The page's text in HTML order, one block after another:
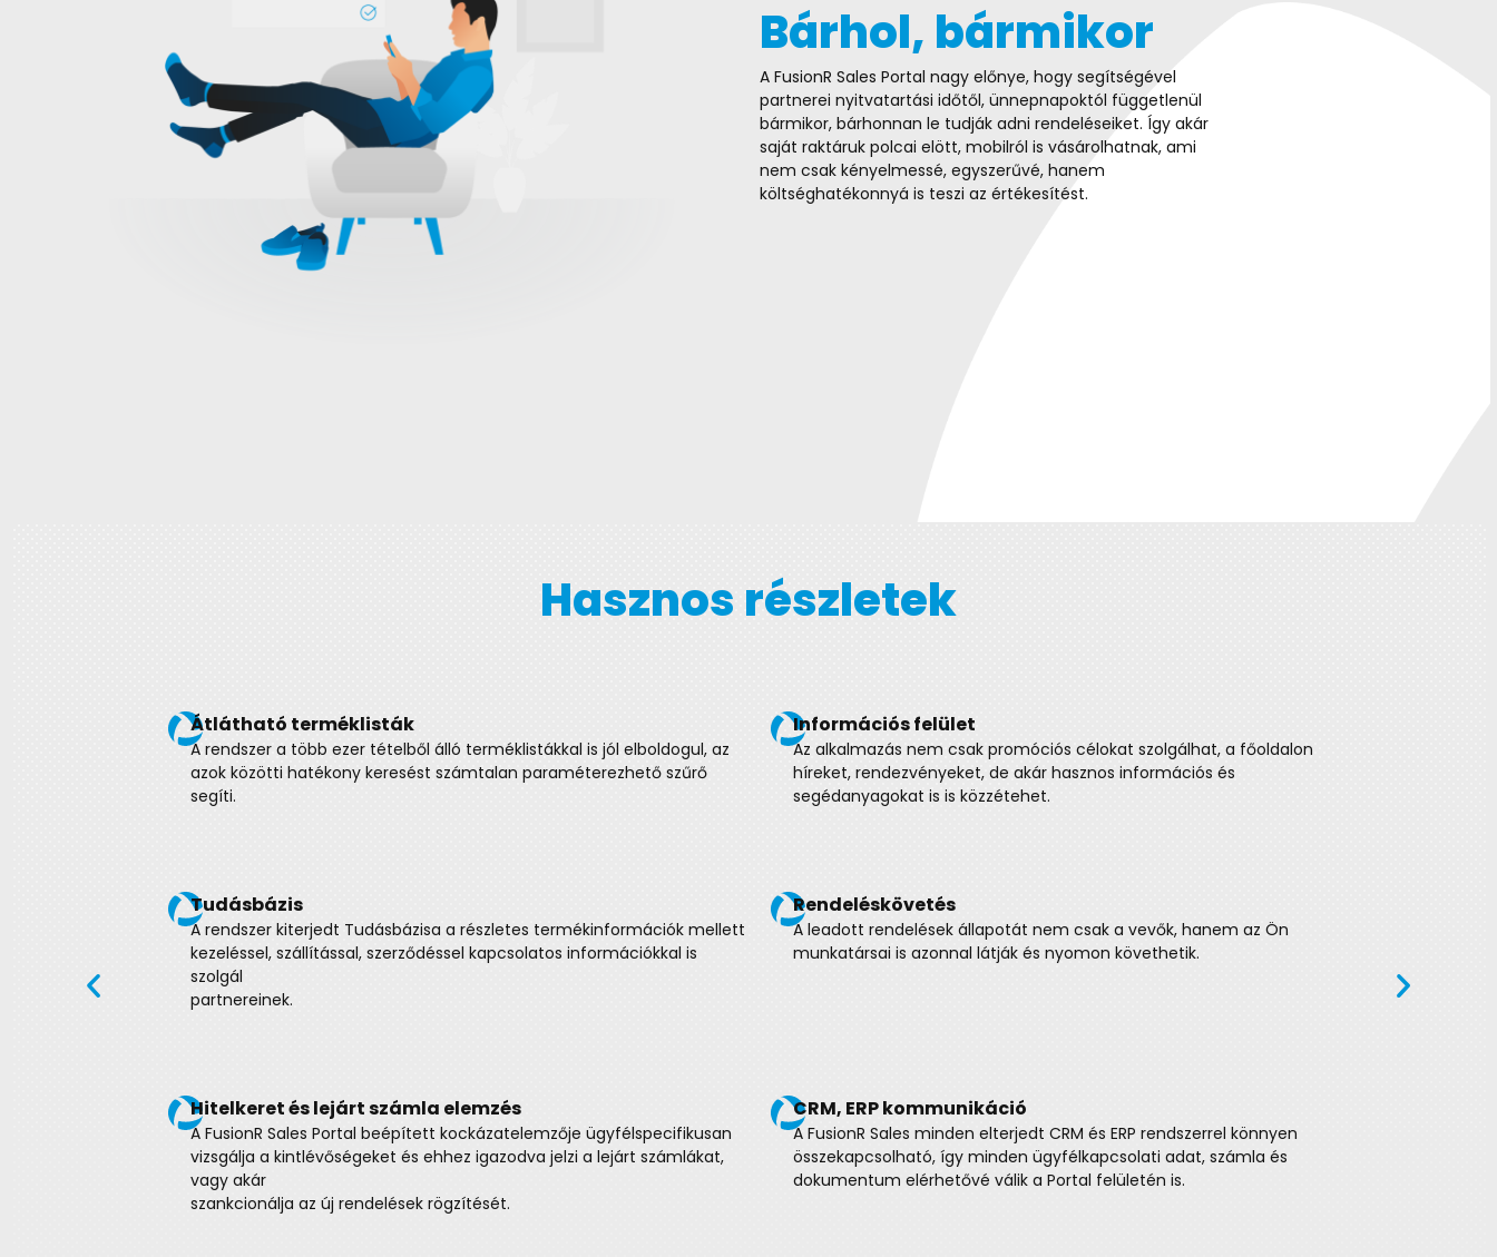
Bárhol, bármikor
A FusionR Sales Portal nagy előnye, hogy segítségével
partnerei nyitvatartási időtől, ünnepnapoktól függetlenül
bármikor, bárhonnan le tudják adni rendeléseiket. Így akár
saját raktáruk polcai elött, mobilról is vásárolhatnak, ami
nem csak kényelmessé, egyszerűvé, hanem
költséghatékonnyá is teszi az értékesítést.
Hasznos részletek
Ügyfélre szabott árképzés
Partnerei mindig a velük szerződött árakat és kedvezményeket látják a
rendszerben, kizárva bármilyen hiba és félreértés lehetőségét.
FMCG rendszerlogika
A rendszer az FMCG piac ritmusára lett tervezve, így a szektor
szereplőinek különösen testhezálló felhasználói élményt nyújt.
A FusionR Sales Portal-ban hűségprogramokat is kialakíthat, így
hűségpontokkal is jutalmazhatja és ösztönözheti partnereit újabb
vásárlásokra.
A rendszerben bármilyen típusú promóciót beállíthat, amit
népszerűsíthet is a Portal főoldalán. A promóciók beépülnek az árazási
rendszerbe és automatikusan érvényesülnek, amint teljesülnek a
Vevői maguk indíthatnak elszámolásokat, reklamációkat és visszárukat
is, amik állapotát folyamatosan nyomon is követhetik, vagy emailben
is kérhetnek értesítést az ügyek előrehaladásáról.
A FusionR Sales Portal kérdőív funkciója nem csak hasznos
ügyfélfelmérésekre jó, az ügyfélélmény növelésére is kitűnő eszköz.